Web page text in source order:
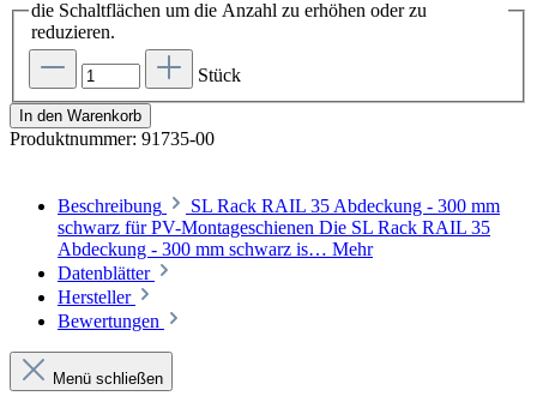
die Schaltflächen um die Anzahl zu erhöhen oder zu
reduzieren.
Stück
In den Warenkorb
Produktnummer: 91735-00
Beschreibung
SL Rack RAIL 35 Abdeckung - 300 mm
schwarz für PV-Montageschienen Die SL Rack RAIL 35
Abdeckung - 300 mm schwarz is… Mehr
Datenblätter
Hersteller
Bewertungen
Menü schließen